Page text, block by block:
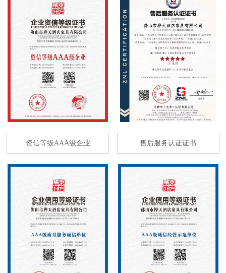
资信等级AAA级企业 售后服务认证证书